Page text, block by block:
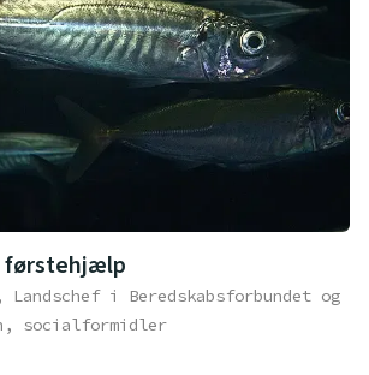
førstehjælp
Landschef i Beredskabsforbundet og
socialformidler